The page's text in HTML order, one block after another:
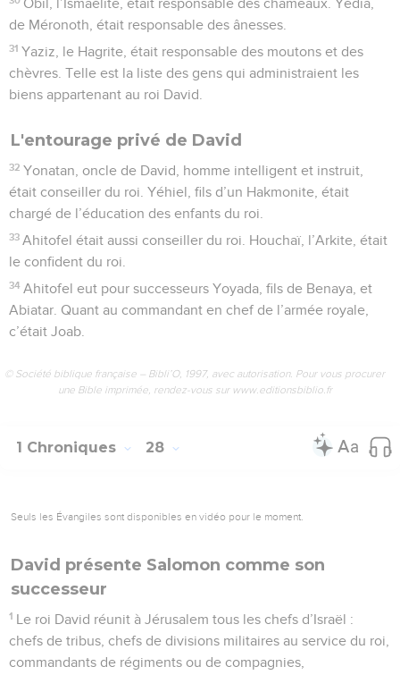
Obil, l’Ismaélite, était responsable des chameaux. Yédia,
de Méronoth, était responsable des ânesses.
31 Yaziz, le Hagrite, était responsable des moutons et des
chèvres. Telle est la liste des gens qui administraient les
biens appartenant au roi David.
L'entourage privé de David
32 Yonatan, oncle de David, homme intelligent et instruit,
était conseiller du roi. Yéhiel, fils d’un Hakmonite, était
chargé de l’éducation des enfants du roi.
33 Ahitofel était aussi conseiller du roi. Houchaï, l’Arkite, était
le confident du roi.
34 Ahitofel eut pour successeurs Yoyada, fils de Benaya, et
Abiatar. Quant au commandant en chef de l’armée royale,
c’était Joab.
© Société biblique française – Bibli’O, 1997, avec autorisation. Pour vous procurer
une Bible imprimée, rendez-vous sur www.editionsbiblio.fr
1 Chroniques 28
Seuls les Évangiles sont disponibles en vidéo pour le moment.
David présente Salomon comme son
successeur
1 Le roi David réunit à Jérusalem tous les chefs d’Israël :
chefs de tribus, chefs de divisions militaires au service du roi,
commandants de régiments ou de compagnies,